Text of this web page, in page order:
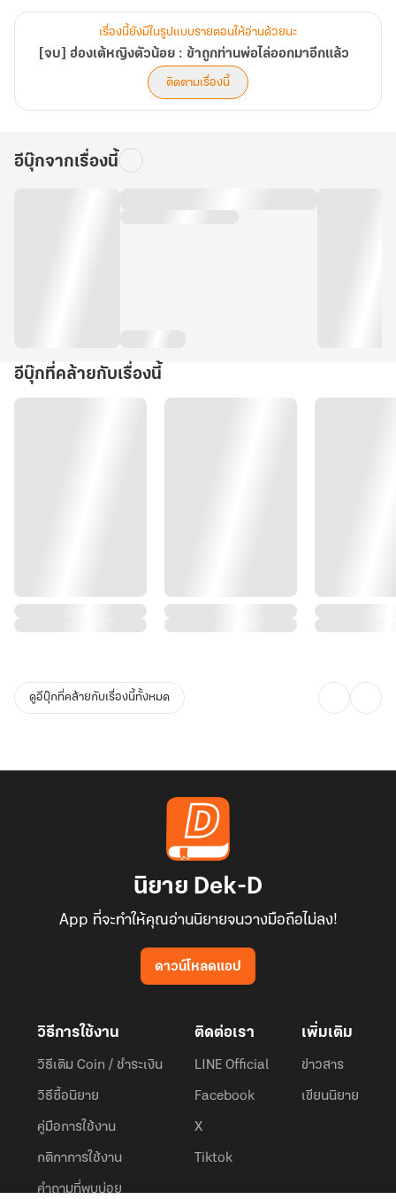
เรื่องนี้ยังมีในรูปแบบรายตอนให้อ่านด้วยนะ
[จบ] ฮ่องเต้หญิงตัวน้อย : ข้าถูกท่านพ่อไล่ออกมาอีกแล้ว
ติดตามเรื่องนี้
อีบุ๊กจากเรื่องนี้
อีบุ๊กที่คล้ายกับเรื่องนี้
ดูอีบุ๊กที่คล้ายกับเรื่องนี้ทั้งหมด
นิยาย Dek-D
App ที่จะทำให้คุณอ่านนิยายจนวางมือถือไม่ลง!
ดาวน์โหลดแอป
วิธีการใช้งาน
วิธีเติม Coin / ชำระเงิน
วิธีซื้อนิยาย
คู่มือการใช้งาน
กติกาการใช้งาน
คำถามที่พบบ่อย
ติดต่อเรา
LINE Official
Facebook
X
Tiktok
เพิ่มเติม
ข่าวสาร
เขียนนิยาย